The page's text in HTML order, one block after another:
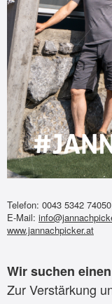
Telefon: 0043 5342 74050
E-Mail:
www.jannachpicker.at
Wir suchen
Zur Verstärkung